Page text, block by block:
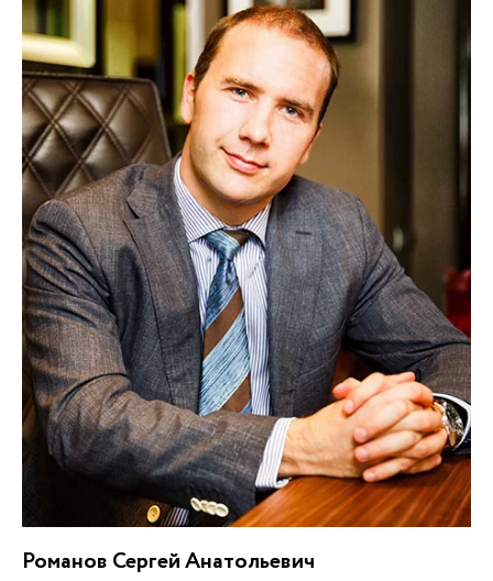
Романов Сергей Анатольевич